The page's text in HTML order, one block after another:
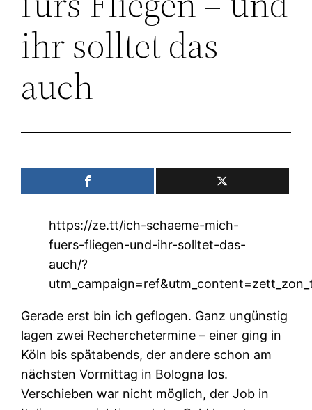
ihr solltet das
auch
https://ze.tt/ich-schaeme-mich-
fuers-fliegen-und-ihr-solltet-das-
auch/?
Gerade erst bin ich geflogen. Ganz ungünstig
lagen zwei Recherchetermine – einer ging in
Köln bis spätabends, der andere schon am
nächsten Vormittag in Bologna los.
Verschieben war nicht möglich, der Job in